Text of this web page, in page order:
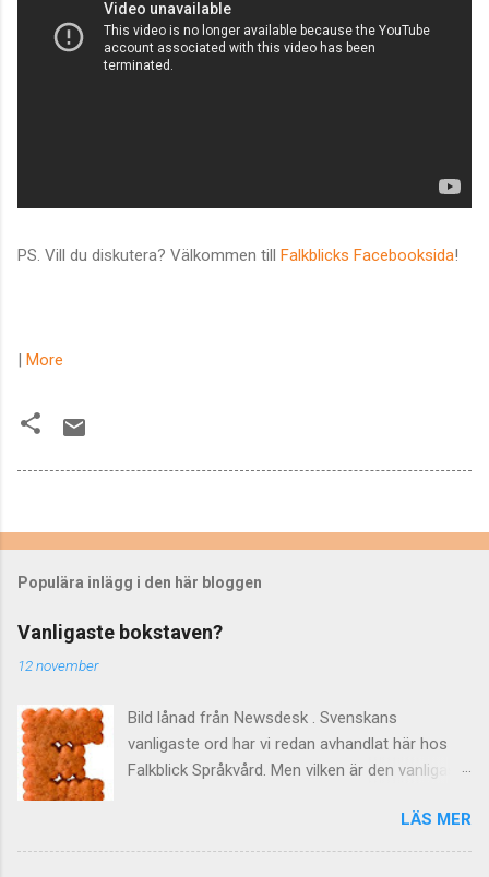
PS. Vill du diskutera? Välkommen till Falkblicks Facebooksida!
| More
Populära inlägg i den här bloggen
Vanligaste bokstaven?
12 november
Bild lånad från Newsdesk . Svenskans
vanligaste ord har vi redan avhandlat här hos
Falkblick Språkvård. Men vilken är den vanligaste
tillställning ... Hur som helst har ni redan svaret,
LÄS MER